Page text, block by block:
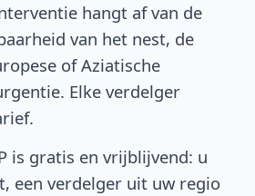
hangt af van de
van het nest, de
of Aziatische
Elke verdelger
is gratis en vrijblijvend: u
een verdelger uit uw regio